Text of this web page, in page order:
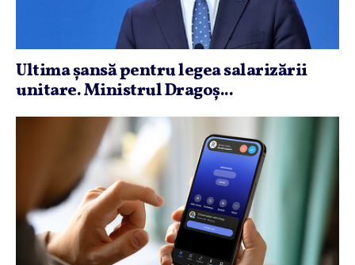
Ultima şansă pentru legea salarizării
unitare. Ministrul Dragoş...